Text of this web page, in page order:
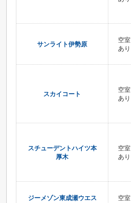
サンライト伊勢原
空室
あり
スカイコート
空室
あり
スチューデントハイツ本
厚木
空室
あり
ジーメゾン東成瀬ウエス 空室